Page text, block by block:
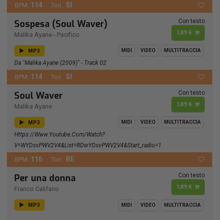
BPM: 114 Ton.: SI
Sospesa (Soul Waver)
Malika Ayane - Pacifico
Con testo
1,89 €
MP3 MIDI VIDEO MULTITRACCIA
Da "Malika Ayane (2009)" - Track 02
BPM: 114 Ton.: SI
Soul Waver
Malika Ayane
Con testo
1,89 €
MP3 MIDI VIDEO MULTITRACCIA
Https://www.youtube.com/watch?
V=wYDsvPWV2V4&list=RDwYDsvPWV2V4&start_radio=1
BPM: 116 Ton.: RE
Per una donna
Franco Califano
Con testo
1,89 €
MP3 MIDI VIDEO MULTITRACCIA